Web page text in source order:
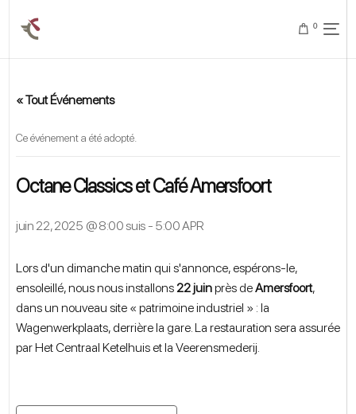
0
« Tout Événements
Ce événement a été adopté.
Octane Classics et Café Amersfoort
juin 22, 2025 @ 8:00 suis - 5:00 APR
Lors d'un dimanche matin qui s'annonce, espérons-le,
ensoleillé, nous nous installons22 juinprès deAmersfoort,
dans un nouveau site « patrimoine industriel » : la
Wagenwerkplaats, derrière la gare. La restauration sera assurée
par Het Centraal Ketelhuis et la Veerensmederij.